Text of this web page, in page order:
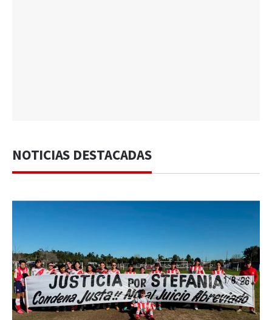
NOTICIAS DESTACADAS